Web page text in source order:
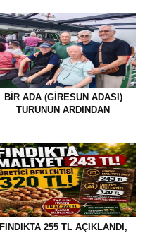
BİR ADA (GİRESUN ADASI)
TURUNUN ARDINDAN
FINDIKTA 255 TL AÇIKLANDI,